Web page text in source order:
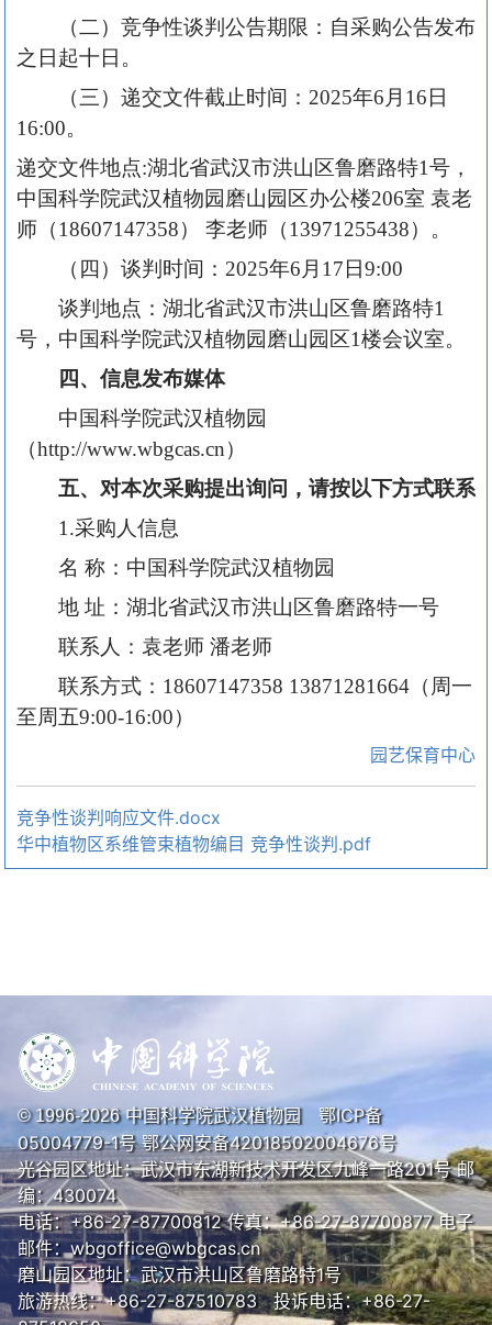
（二）竞争性谈判公告期限：自采购公告发布
之日起十日。
（三）递交文件截止时间：2025年6月16日
16:00。
递交文件地点:湖北省武汉市洪山区鲁磨路特1号，
中国科学院武汉植物园磨山园区办公楼206室 袁老
师（18607147358） 李老师（13971255438）。
（四）谈判时间：2025年6月17日9:00
谈判地点：湖北省武汉市洪山区鲁磨路特1
号，中国科学院武汉植物园磨山园区1楼会议室。
四、信息发布媒体
中国科学院武汉植物园
（http://www.wbgcas.cn）
五、对本次采购提出询问，请按以下方式联系
1.采购人信息
名 称：中国科学院武汉植物园
地 址：湖北省武汉市洪山区鲁磨路特一号
联系人：袁老师 潘老师
联系方式：18607147358 13871281664（周一
至周五9:00-16:00）
园艺保育中心
竞争性谈判响应文件.docx
华中植物区系维管束植物编目 竞争性谈判.pdf
© 1996-2026中国科学院武汉植物园 鄂ICP备
05004779-1号鄂公网安备42018502004676号
光谷园区地址：武汉市东湖新技术开发区九峰一路201号 邮
编：430074
电话：+86-27-87700812 传真：+86-27-87700877 电子
邮件：wbgoffice@wbgcas.cn
磨山园区地址：武汉市洪山区鲁磨路特1号
旅游热线：+86-27-87510783 投诉电话：+86-27-